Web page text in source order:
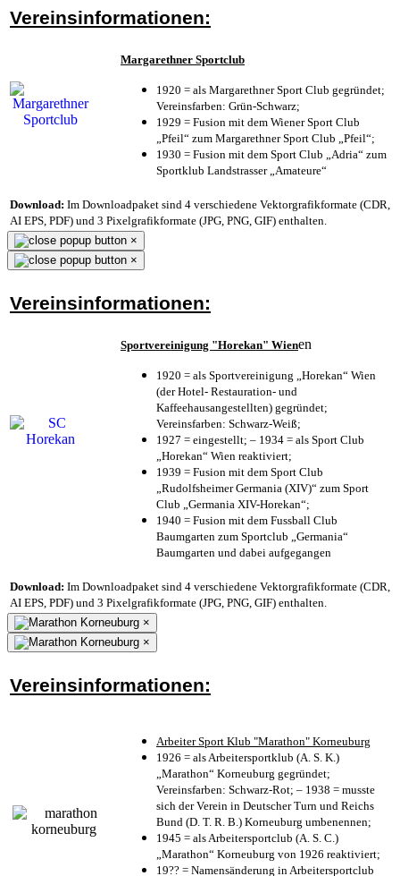
Vereinsinformationen:
Margarethner Sportclub
1920 = als Margarethner Sport Club gegründet;
Vereinsfarben: Grün-Schwarz;
1929 = Fusion mit dem Wiener Sport Club
„Pfeil“ zum Margarethner Sport Club „Pfeil“;
1930 = Fusion mit dem Sport Club „Adria“ zum
Sportklub Landstrasser „Amateure“
Download: Im Downloadpaket sind 4 verschiedene Vektorgrafikformate (CDR,
AI EPS, PDF) und 3 Pixelgrafikformate (JPG, PNG, GIF) enthalten.
×
×
Vereinsinformationen:
Sportvereinigung "Horekan" Wienen
1920 = als Sportvereinigung „Horekan“ Wien
(der Hotel- Restauration- und
Kaffeehausangestellten) gegründet;
Vereinsfarben: Schwarz-Weiß;
1927 = eingestellt; – 1934 = als Sport Club
„Horekan“ Wien reaktiviert;
1939 = Fusion mit dem Sport Club
„Rudolfsheimer Germania (XIV)“ zum Sport
Club „Germania XIV-Horekan“;
1940 = Fusion mit dem Fussball Club
Baumgarten zum Sportclub „Germania“
Baumgarten und dabei aufgegangen
Download: Im Downloadpaket sind 4 verschiedene Vektorgrafikformate (CDR,
AI EPS, PDF) und 3 Pixelgrafikformate (JPG, PNG, GIF) enthalten.
×
×
Vereinsinformationen:
Arbeiter Sport Klub "Marathon" Korneuburg
1926 = als Arbeitersportklub (A. S. K.)
„Marathon“ Korneuburg gegründet;
Vereinsfarben: Schwarz-Rot; – 1938 = musste
sich der Verein in Deutscher Turn und Reichs
Bund (D. T. R. B.) Korneuburg umbenennen;
1945 = als Arbeitersportclub (A. S. C.)
„Marathon“ Korneuburg von 1926 reaktiviert;
19?? = Namensänderung in Arbeitersportclub